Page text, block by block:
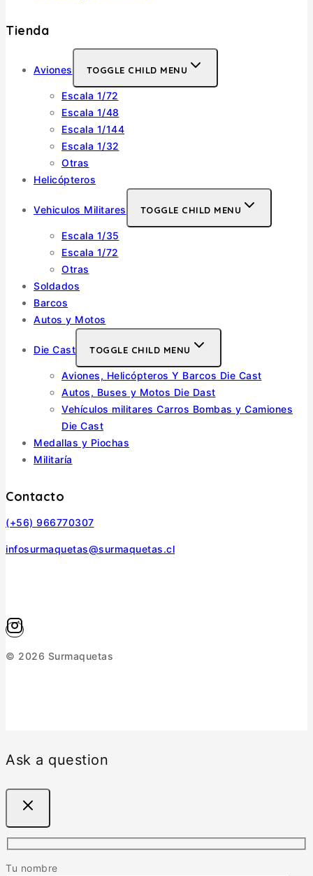
Tienda
Aviones TOGGLE CHILD MENU
Escala 1/72
Escala 1/48
Escala 1/144
Escala 1/32
Otras
Helicópteros
Vehiculos Militares TOGGLE CHILD MENU
Escala 1/35
Escala 1/72
Otras
Soldados
Barcos
Autos y Motos
Die Cast TOGGLE CHILD MENU
Aviones, Helicópteros Y Barcos Die Cast
Autos, Buses y Motos Die Dast
Vehículos militares Carros Bombas y Camiones
Die Cast
Medallas y Piochas
Militaría
Contacto
(+56) 966770307
infosurmaquetas@surmaquetas.cl
© 2026 Surmaquetas
Ask a question
Tu nombre